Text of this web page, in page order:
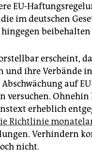
EU-
im deutschen
beibehalten
erscheint,
und ihre Verbände
auf
versuchen.
erheblich
Richtlinie
Verhindern
nicht.